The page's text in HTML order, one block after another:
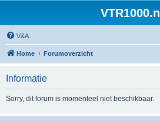
VTR1000.nl
V&A
Home Forumoverzicht
Informatie
Sorry, dit forum is momenteel niet beschikbaar.